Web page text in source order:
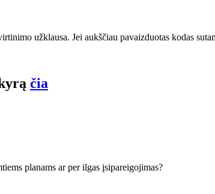
užklausa. Jei aukščiau pavaizduotas kodas
čia